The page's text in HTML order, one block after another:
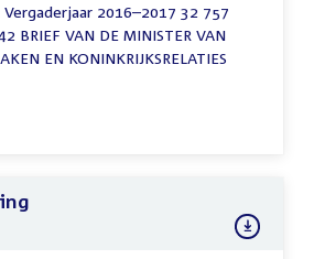
2016–2017 32 757
BRIEF VAN DE MINISTER VAN
EN KONINKRIJKSRELATIES